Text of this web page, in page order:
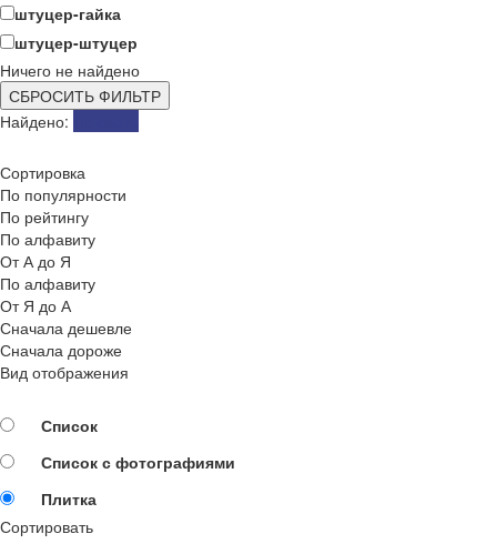
штуцер-гайка
штуцер-штуцер
Ничего не найдено
СБРОСИТЬ ФИЛЬТР
Найдено:
Сортировка
По популярности
По рейтингу
По алфавиту
От А до Я
По алфавиту
От Я до А
Сначала дешевле
Сначала дороже
Вид отображения
Список
Список с фотографиями
Плитка
Сортировать